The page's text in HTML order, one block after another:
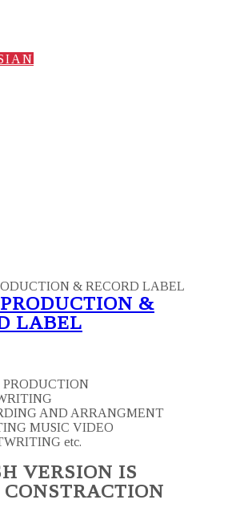
&
LABEL
PRODUCTION
AND ARRANGMENT
MUSIC VIDEO
etc.
VERSION IS